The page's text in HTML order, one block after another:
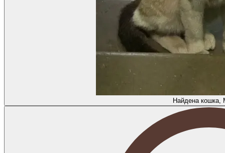
Найдена кошка,